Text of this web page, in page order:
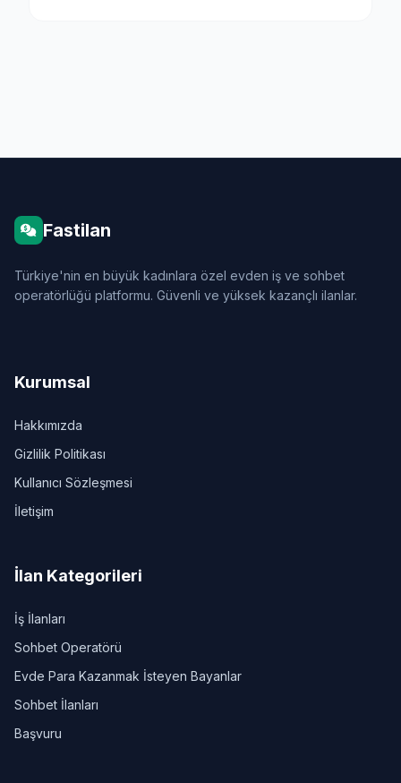
Fastilan
Türkiye'nin en büyük kadınlara özel evden iş ve sohbet
operatörlüğü platformu. Güvenli ve yüksek kazançlı ilanlar.
Kurumsal
Hakkımızda
Gizlilik Politikası
Kullanıcı Sözleşmesi
İletişim
İlan Kategorileri
İş İlanları
Sohbet Operatörü
Evde Para Kazanmak İsteyen Bayanlar
Sohbet İlanları
Başvuru